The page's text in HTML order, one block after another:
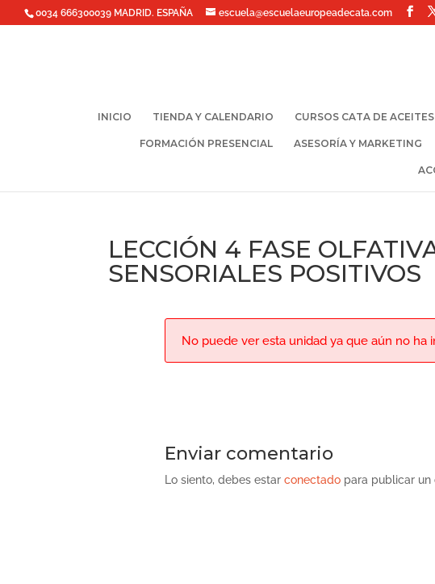
0034 666300039 MADRID. ESPAÑA escuela@escuelaeuropeadecata.com
INICIO TIENDA Y CALENDARIO CURSOS CATA DE
FORMACIÓN PRESENCIAL ASESORÍA Y MARKETING
LECCIÓN 4 FASE
SENSORIALES POSITIVOS
No puede ver esta unidad ya que aún no ha
Enviar comentario
Lo siento, debes estar conectadopara publicar un